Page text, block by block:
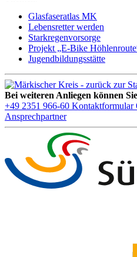
Glasfaseratlas MK
Lebensretter werden
Starkregenvorsorge
Projekt „E-Bike
Jugendbildungsstätte
Bei weiteren Anliegen können
+49 2351 966-60 Kontaktformular
Ansprechpartner